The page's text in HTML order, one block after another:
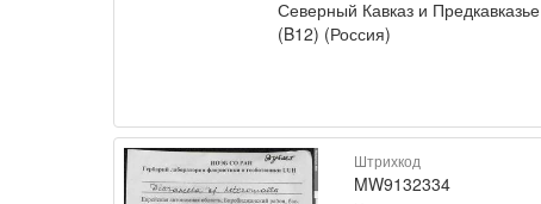
Северный Кавказ и Предкавказье
(B12) (Россия)
Штрихкод
MW9132334